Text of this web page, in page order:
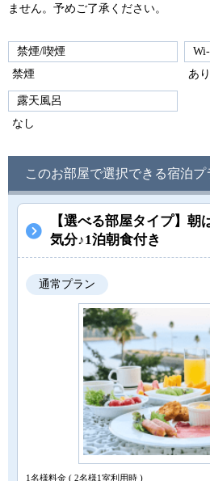
ません。予めご了承ください。
禁煙/喫煙
禁煙
あり
露天風呂
なし
このお部屋で選択できる宿泊プ
【選べる部屋タイプ】朝
気分♪1泊朝食付き
通常プラン
1名様料金 ( 2名様1室利用時 )